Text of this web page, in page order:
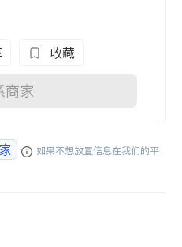
收藏
商家
如果不想放置信息在我们的平